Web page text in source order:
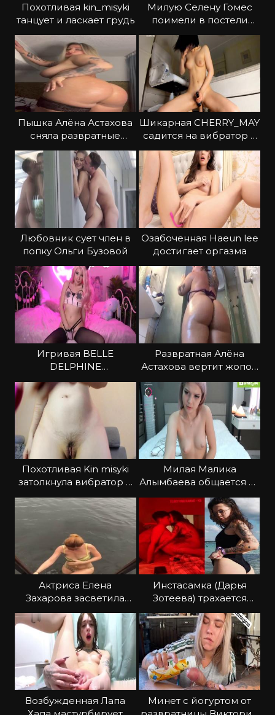
Похотливая kin_misyki
танцует и ласкает грудь
Милую Селену Гомес
поимели в постели
развратно
Пышка Алёна Астахова
сняла развратные
трусики
Шикарная CHERRY_MAY
садится на вибратор в
прямом эфире
Любовник сует член в
попку Ольги Бузовой
Озабоченная Haeun lee
достигает оргазма
Игривая BELLE
DELPHINE
мастурбирует под
музыку
Развратная Алёна
Астахова вертит жопой
перед вебкой
Похотливая Kin misyki
затолкнула вибратор в
киску
Милая Малика
Алымбаева общается со
зрителями в голом
виде
Актриса Елена
Захарова засветила
грудь во время купания
Инстасамка (Дарья
Зотеева) трахается
перед камерой
Возбужденная Лапа
Минет с йогуртом от